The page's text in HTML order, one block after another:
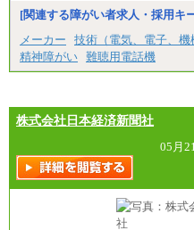
※試用期間中も
中途：
（１）（２）
月給：270,000円～
想定年収：490
・1,090万円/38
対象外
（３）
月給：190,000円～
想定年収：340万
年収例：
・460万円/28歳
・520万円/32歳
[関連する障がい者求人・採用キ
メーカー
技術（電気、電子、機
精神障がい 難聴用電話機
株式会社日本経済新聞社
05月